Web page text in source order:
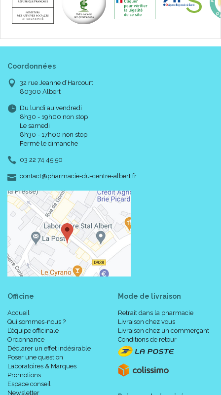
Coordonnées
32 rue Jeanne d’Harcourt
80300 Albert
Du lundi au vendredi
8h30 - 19h00 non stop
Le samedi
8h30 - 17h00 non stop
Fermé le dimanche
03 22 74 45 50
contact-
@-
pharmacie-du-centre-albert.fr
Officine
Accueil
Qui sommes-nous ?
L’équipe officinale
Ordonnance
Déclarer un effet indésirable
Poser une question
Laboratoires & Marques
Promotions
Espace conseil
Newsletter
Mode de livraison
Retrait dans la pharmacie
Livraison chez vous
Livraison chez un commerçant
Conditions de retour